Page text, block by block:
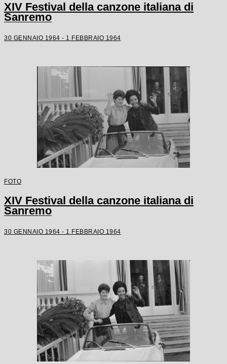
XIV Festival della canzone italiana di
Sanremo
30 GENNAIO 1964 - 1 FEBBRAIO 1964
FOTO
XIV Festival della canzone italiana di
Sanremo
30 GENNAIO 1964 - 1 FEBBRAIO 1964